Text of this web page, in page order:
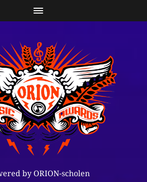
by ORION-scholen